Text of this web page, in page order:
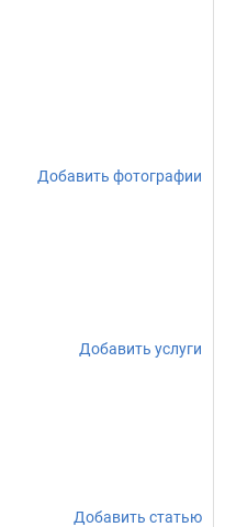
Добавить фотографии
Добавить услуги
Добавить статью